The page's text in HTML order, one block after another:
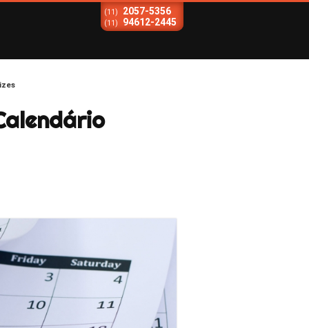
(11) 2057-5356
(11) 94612-2445